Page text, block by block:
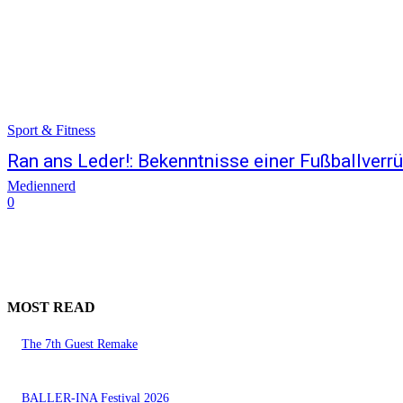
Sport & Fitness
Ran ans Leder!: Bekenntnisse einer
Mediennerd
0
MOST READ
The 7th Guest Remake
BALLER-INA Festival 2026